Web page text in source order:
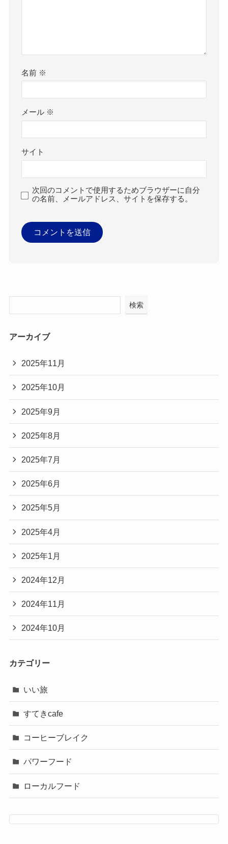
名前 ※
メール ※
サイト
次回のコメントで使用するためブラウザーに自分
の名前、メールアドレス、サイトを保存する。
検索
アーカイブ
2025年11月
2025年10月
2025年9月
2025年8月
2025年7月
2025年6月
2025年5月
2025年4月
2025年1月
2024年12月
2024年11月
2024年10月
カテゴリー
いい旅
すてきcafe
コーヒーブレイク
パワーフード
ローカルフード